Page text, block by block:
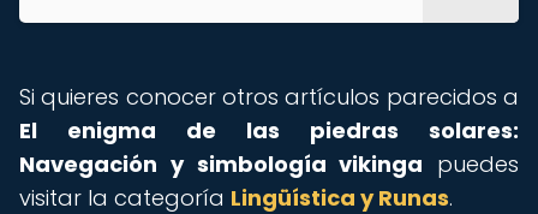
Si quieres conocer otros artículos parecidos a
El enigma de las piedras solares:
Navegación y simbología vikinga puedes
visitar la categoría Lingüística y Runas.